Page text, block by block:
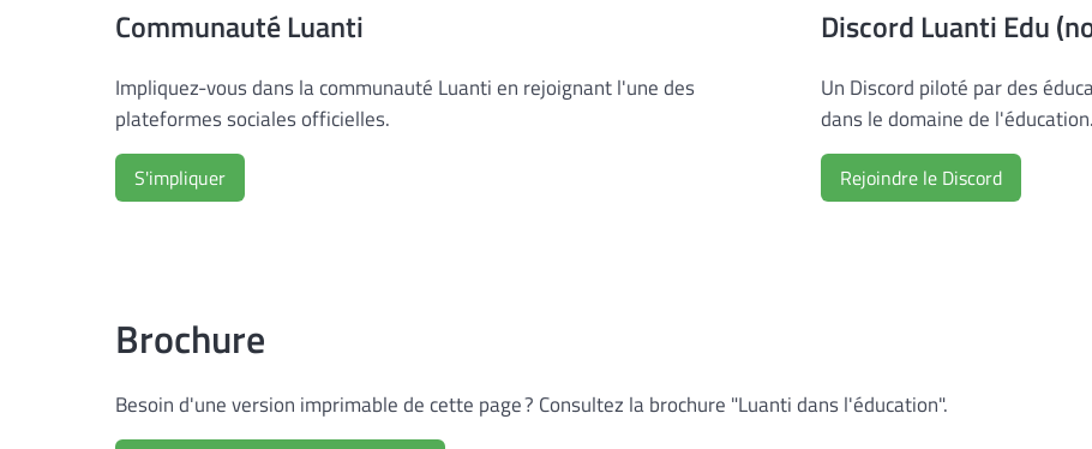
Communauté Luanti
Impliquez-vous dans la communauté Luanti en rejoignant l'une des
plateformes sociales officielles.
S'impliquer
Discord Luanti Edu
Un Discord piloté par des
dans le domaine de l'éducation.
Rejoindre le Discord
Brochure
Besoin d'une version imprimable de cette page ? Consultez la brochure "Luanti dans l'éducation".